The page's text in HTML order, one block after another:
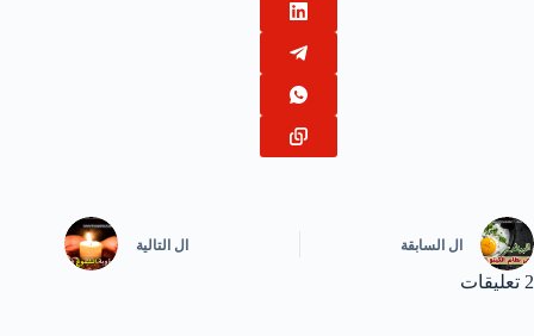
ال السابقة ال التالية
2 تعليقات